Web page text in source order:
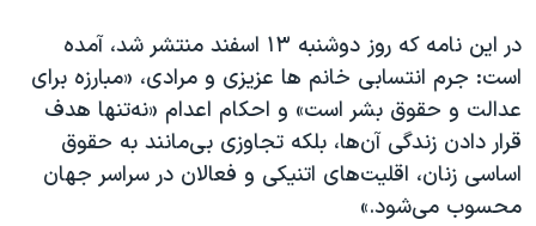
نرگس محمدی برنده جایزه نوبل صلح
همایش محافظه‌کاران آمریکا «سی‌پک»
صفحه‌های ویژه
سفر پرزیدنت ترامپ به چین
در این نامه که روز دوشنبه ۱۳ اسفند منتشر شد، آمده
است: جرم انتسابی خانم ها عزیزی و مرادی، «مبارزه برای
عدالت و حقوق بشر است» و احکام اعدام «نه‌تنها هدف
قرار دادن زندگی آن‌ها، بلکه تجاوزی بی‌مانند به حقوق
اساسی زنان، اقلیت‌های اتنیکی و فعالان در سراسر جهان
محسوب می‌شود.»